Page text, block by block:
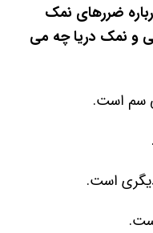
ضررهای نمک
و نمک دریاچه می